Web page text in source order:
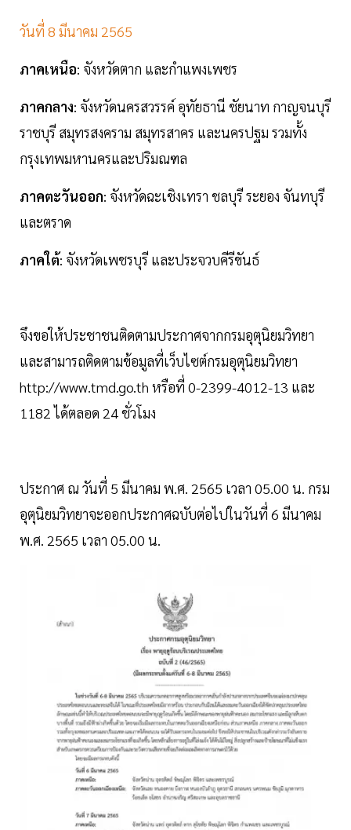
วันที่ 8 มีนาคม 2565
ภาคเหนือ: จังหวัดตาก และกำแพงเพชร
ภาคกลาง: จังหวัดนครสวรรค์ อุทัยธานี ชัยนาท กาญจนบุรี
ราชบุรี สมุทรสงคราม สมุทรสาคร และนครปฐม รวมทั้ง
กรุงเทพมหานครและปริมณฑล
ภาคตะวันออก: จังหวัดฉะเชิงเทรา ชลบุรี ระยอง จันทบุรี
และตราด
ภาคใต้: จังหวัดเพชรบุรี และประจวบคีรีขันธ์
จึงขอให้ประชาชนติดตามประกาศจากกรมอุตุนิยมวิทยา
และสามารถติดตามข้อมูลที่เว็บไซต์กรมอุตุนิยมวิทยา
http://www.tmd.go.th หรือที่ 0-2399-4012-13 และ
1182 ได้ตลอด 24 ชั่วโมง
ประกาศ ณ วันที่ 5 มีนาคม พ.ศ. 2565 เวลา 05.00 น. กรม
อุตุนิยมวิทยาจะออกประกาศฉบับต่อไปในวันที่ 6 มีนาคม
พ.ศ. 2565 เวลา 05.00 น.